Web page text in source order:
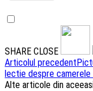
SHARE CLOSE
Navigare
articole
Articolul precedent
lectie despre camerele
Alte articole din